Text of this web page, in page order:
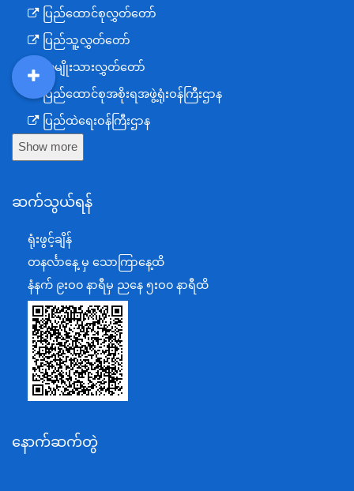
ပြည်ထောင်စုလွှတ်တော်
ပြည်သူ့လွှတ်တော်
အမျိုးသားလွှတ်တော်
ပြည်ထောင်စုအစိုးရအဖွဲ့ရုံးဝန်ကြီးဌာန
ပြည်ထဲရေးဝန်ကြီးဌာန
ကာကွယ်ရေးဝန်ကြီးဌာန
စီမံကိန်း၊ဘဏ္ဍာရေးနှင့်စက်မှုဝန်ကြီးဌာန
ရင်းနှီးမြှုပ်နှံမှုနှင့် နိုင်ငံခြားစီးပွားဆက်သွယ်ရေးဝန်ကြီးဌာန
အပြည်ပြည်ဆိုင်ရာပူးပေါင်းဆောင်ရွက်ရေးဝန်ကြီးဌာန
ပြန်ကြားရေးဝန်ကြီးဌာန
သာသနာရေးနှင့် ယဉ်ကျေးမှုဝန်ကြီးဌာန
စိုက်ပျိုးရေး၊မွေးမြူရေးနှင့်ဆည်မြောင်းဝန်ကြီးဌာန
ပို့ဆောင်ရေးနှင့်ဆက်သွယ်ရေးဝန်ကြီးဌာန
သယံဇာတနှင့်ပတ်ဝန်းကျင်ထိန်းသိမ်းရေးဝန်ကြီးဌာန
အလုပ်သမား၊လူဝင်မှုကြီးကြပ်ရေးနှင့်ပြည်သူ့အင်အား
Show more
ဆက်သွယ်ရန်
ရုံးဖွင့်ချိန်
တနင်္လာနေ့ မှ သောကြာနေ့ထိ
နံနက် ၉းဝ၀ နာရီမှ ညနေ ၅းဝ၀ နာရီထိ
နောက်ဆက်တွဲ
DDM